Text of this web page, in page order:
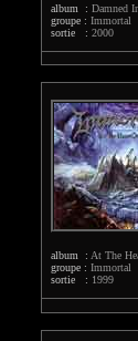
album : Damned
groupe : Immortal
sortie : 2000
album : At The
groupe : Immortal
sortie : 1999